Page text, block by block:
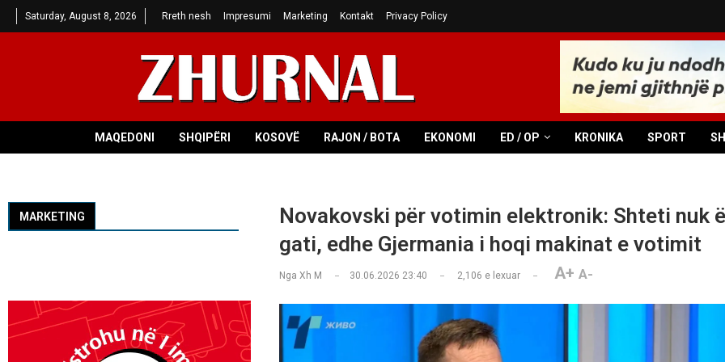
Saturday, August 8, 2026 Rreth nesh Impresumi Marketing Kontakt Privacy Policy
MAQEDONI SHQIPËRI KOSOVË RAJON / BOTA EKONOMI ED / OP KRONIKA SPORT
Novakovski për votimin elektronik: Shteti nuk
gati, edhe Gjermania i hoqi makinat e votimit
Nga Xh M 30.06.2026 23:40 2,106 e lexuar A+ A-
MARKETING